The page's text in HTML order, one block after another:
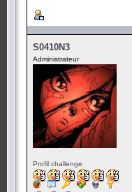
S0410N3
Administrateur
Profil challenge